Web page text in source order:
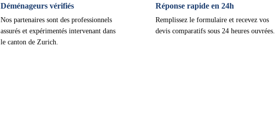
Déménageurs vérifiés
Nos partenaires sont des professionnels
assurés et expérimentés intervenant dans
le canton de Zurich.
Réponse rapide en 24h
Remplissez le formulaire et recevez vos
devis comparatifs sous 24 heures ouvrées.